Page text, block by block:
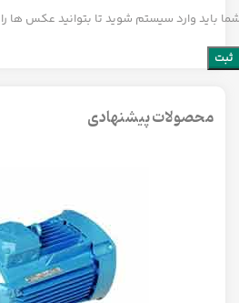
باید وارد سیستم شوید تا بتوانید عکس ها
محصولات پیشنهادی